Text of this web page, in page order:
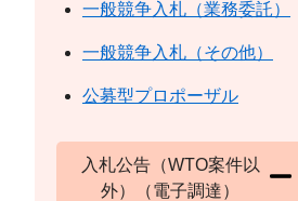
一般競争入札（業務委託）
一般競争入札（その他）
公募型プロポーザル
入札公告（WTO案件以
外）（電子調達）